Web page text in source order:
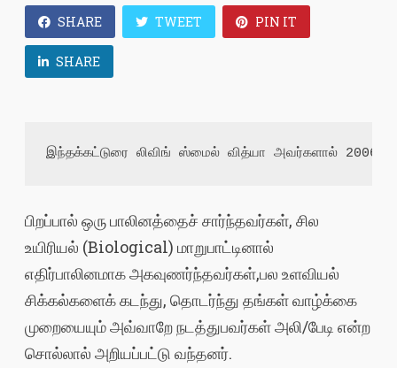
SHARE TWEET PIN IT
SHARE
இந்தக்கட்டுரை லிவிங் ஸ்மைல் வித்யா அவர்களால் 2006-ல்
பிறப்பால் ஒரு பாலினத்தைச் சார்ந்தவர்கள், சில
உயிரியல் (Biological) மாறுபாட்டினால்
எதிர்பாலினமாக அகவுணர்ந்தவர்கள்,பல உளவியல்
சிக்கல்களைக் கடந்து, தொடர்ந்து தங்கள் வாழ்க்கை
முறையையும் அவ்வாறே நடத்துபவர்கள் அலி/பேடி என்ற
சொல்லால் அறியப்பட்டு வந்தனர்.